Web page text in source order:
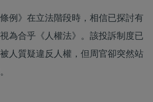
例》在立法階段時，相信已探討有
為合乎《人權法》。該投訴制度已
人質疑違反人權，但周官卻突然站